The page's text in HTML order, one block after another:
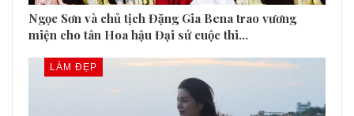
Ngọc Sơn và chủ tịch Đặng Gia Bena trao vương
miện cho tân Hoa hậu Đại sứ cuộc thi…
LÀM ĐẸP